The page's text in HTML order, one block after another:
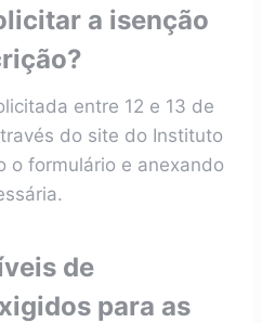
a isenção
entre 12 e 13 de
do site do Instituto
o formulário e anexando
de
para as